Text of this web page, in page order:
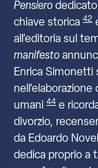
Pensiero
chiave storica 42
all’editoria sul
manifesto
Enrica Simonetti
umani 44 e
divorzio,
da Edoardo
dedica proprio a